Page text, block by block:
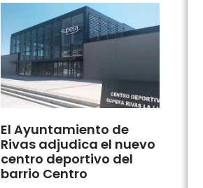
El Ayuntamiento de
Rivas adjudica el nuevo
centro deportivo del
barrio Centro